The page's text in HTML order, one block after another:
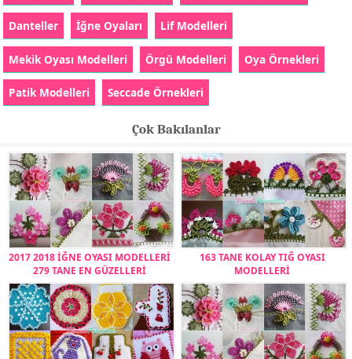
Danteller İğne Oyaları Lif Modelleri
Mekik Oyası Modelleri Örgü Modelleri Oya Örnekleri
Patik Modelleri Seccade Örnekleri
Çok Bakılanlar
2017 2018 İĞNE OYASI MODELLERİ
279 TANE EN GÜZELLERİ
163 TANE KOLAY TIĞ OYASI
MODELLERİ